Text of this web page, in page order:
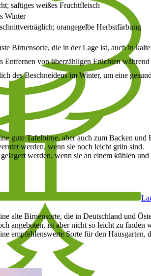
saftiges weißes Fruchtfleisch
Winter
orangegelbe Herbstfärbung
Birnensorte, die in der Lage ist, auch in
Entfernen von überzähligen Früchten
des Beschneidens im Winter, um eine
gute Tafelbirne, aber auch zum Backen und
werden, wenn sie noch leicht grün sind.
werden, wenn sie an einem kühlen
alte Birnensorte, die in Deutschland und
angeboten, ist aber nicht so leicht zu finden
empfehlenswerte Sorte für den Hausgarten,